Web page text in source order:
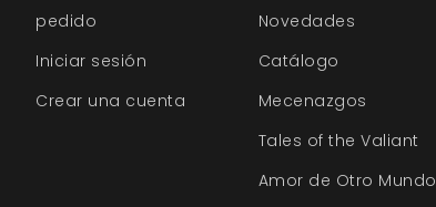
pedido
Iniciar sesión
Crear una cuenta
Novedades
Catálogo
Mecenazgos
Tales of the Valiant
Amor de Otro Mundo